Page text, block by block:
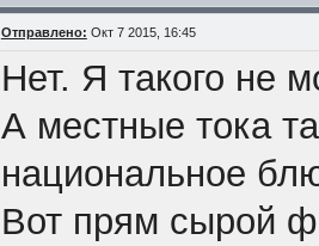
Отправлено: Окт 7 2015, 16:45
Нет. Я такого не
А местные тока
национальное
Вот прям сырой